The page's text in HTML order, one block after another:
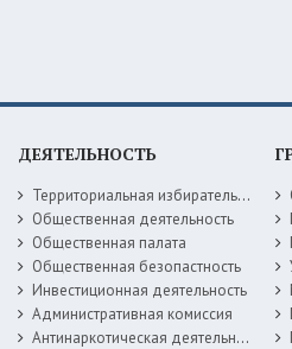
ДЕЯТЕЛЬНОСТЬ
Территориальная избирательная комиссия
Общественная деятельность
Общественная палата
Общественная безопастность
Инвестиционная деятельность
Административная комиссия
Антинаркотическая деятельность